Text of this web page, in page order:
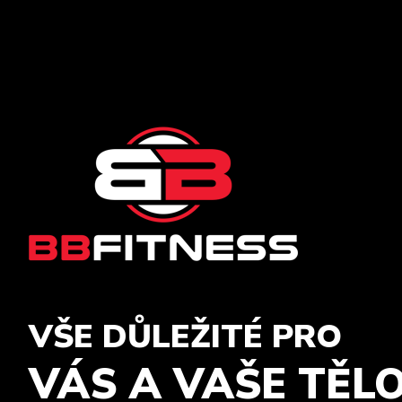
VŠE DŮLEŽITÉ PRO
VÁS A VAŠE